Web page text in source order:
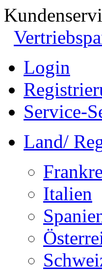
Login
Service-
Land/
Italien